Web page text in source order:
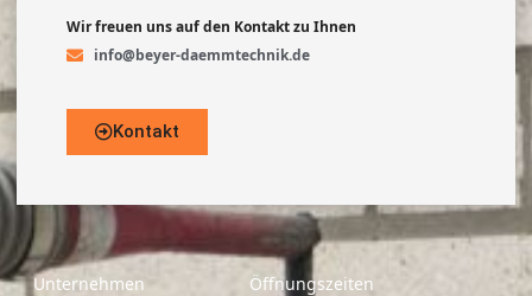
Wir freuen uns auf den Kontakt zu Ihnen
info@beyer-daemmtechnik.de
Kontakt
Unternehmen Öffnungszeiten